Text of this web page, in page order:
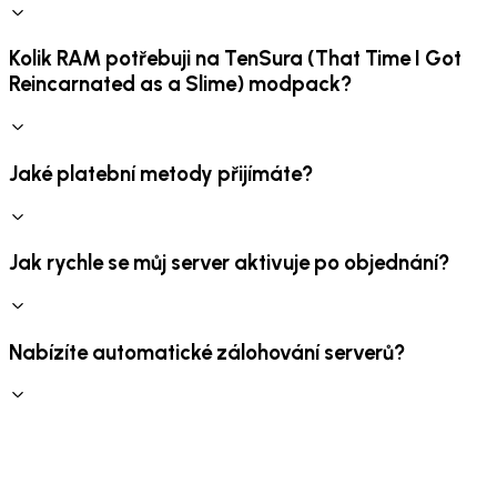
Kolik RAM potřebuji na TenSura (That Time I Got
Reincarnated as a Slime) modpack?
Jaké platební metody přijímáte?
Jak rychle se můj server aktivuje po objednání?
Nabízíte automatické zálohování serverů?